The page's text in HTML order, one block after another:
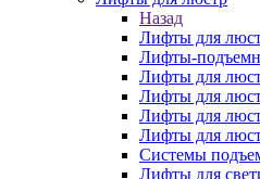
Назад
Лифты для
Лифты-
Лифты для
Лифты для
Лифты для
Лифты для
Системы
Лифты для